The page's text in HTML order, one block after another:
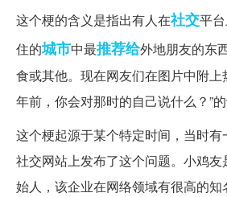
这个梗的含义是指出有人在社交平
住的城市中最推荐给外地朋友的东
食或其他。现在网友们在图片中附上
年前，你会对那时的自己说什么？”的
这个梗起源于某个特定时间，当时
社交网站上发布了这个问题。小鸡
始人，该企业在网络领域有很高的